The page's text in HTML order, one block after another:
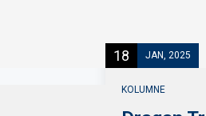
18 JAN, 2025
KOLUMNE